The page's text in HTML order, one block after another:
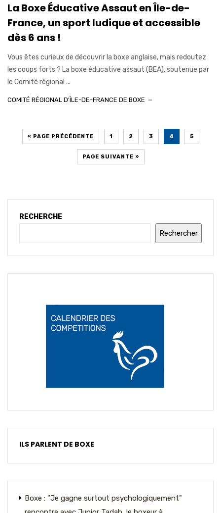
La Boxe Éducative Assaut en Île-de-
France, un sport ludique et accessible
dès 6 ans !
Vous êtes curieux de découvrir la boxe anglaise, mais redoutez
les coups forts ? La boxe éducative assaut (BEA), soutenue par
le Comité régional ...
COMITÉ RÉGIONAL D'ÎLE-DE-FRANCE DE BOXE
« PAGE PRÉCÉDENTE 1 2 3 4 5
PAGE SUIVANTE »
RECHERCHE
Rechercher
ILS PARLENT DE BOXE
Boxe : "Je gagne surtout psychologiquement"